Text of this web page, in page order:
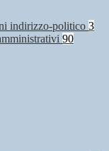
indirizzo-politico 3
90